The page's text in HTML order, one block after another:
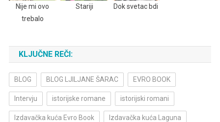
Nije mi ovo
trebalo
Stariji Dok svetac bdi
KLJUČNE REČI:
BLOG BLOG LJILJANE ŠARAC EVRO BOOK
Intervju istorijske romane istorijski romani
Izdavačka kuća Evro Book Izdavačka kuća Laguna